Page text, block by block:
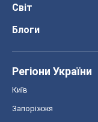
Світ
Блоги
Регіони України
Київ
Запоріжжя